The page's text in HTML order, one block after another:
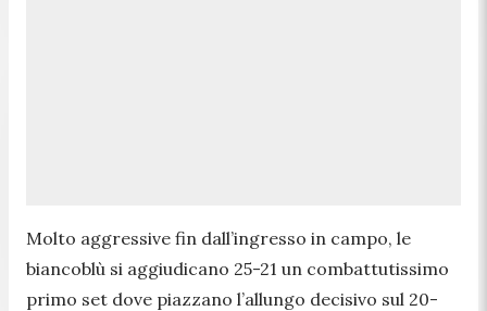
Molto aggressive fin dall’ingresso in campo, le
biancoblù si aggiudicano 25-21 un combattutissimo
primo set dove piazzano l’allungo decisivo sul 20-